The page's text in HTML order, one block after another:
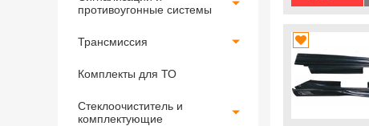
противоугонные системы
Трансмиссия
Комплекты для ТО
Стеклоочиститель и
комплектующие